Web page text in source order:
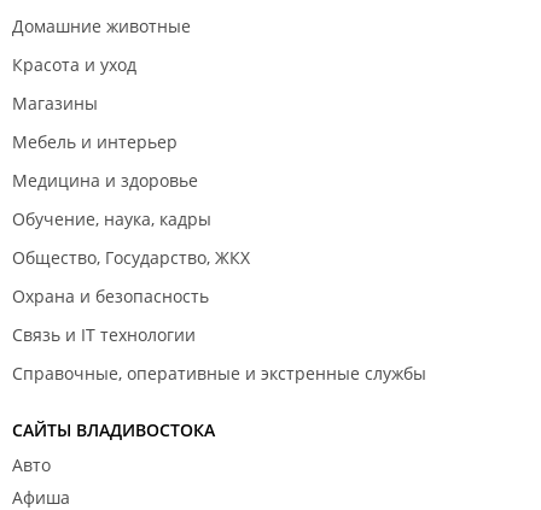
Домашние животные
Красота и уход
Магазины
Мебель и интерьер
Медицина и здоровье
Обучение, наука, кадры
Общество, Государство, ЖКХ
Охрана и безопасность
Связь и IT технологии
Справочные, оперативные и экстренные службы
САЙТЫ ВЛАДИВОСТОКА
Авто
Афиша